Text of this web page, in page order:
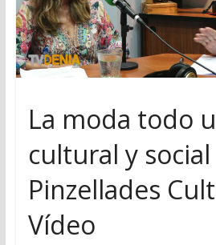
La moda todo
cultural y social
Pinzellades
Vídeo